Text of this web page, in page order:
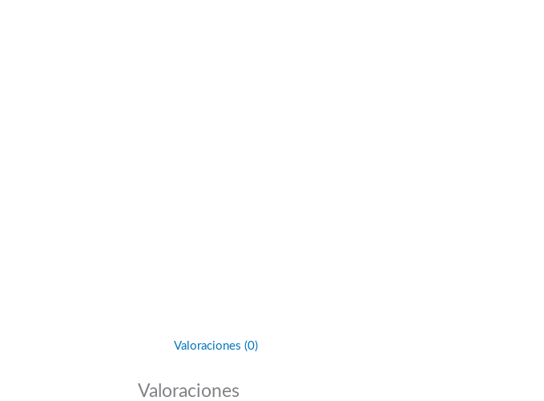
Valoraciones (0)
Valoraciones